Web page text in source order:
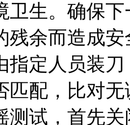
卫生。确保
残余而造成
定人员装刀
匹配，比对
测试，首先